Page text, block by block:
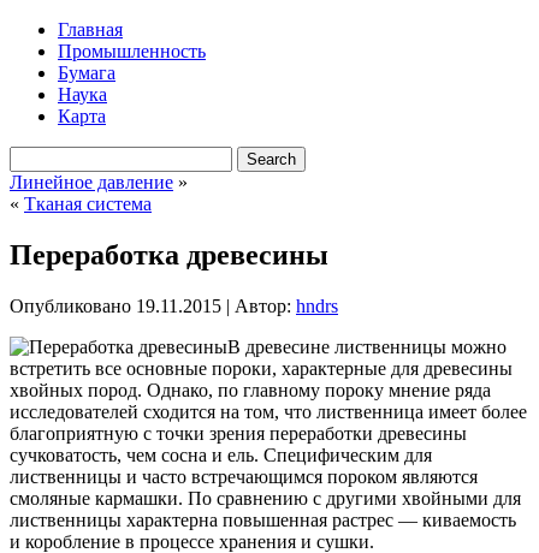
Главная
Промышленность
Бумага
Наука
Карта
Линейное давление »
« Тканая система
Переработка древесины
Опубликовано 19.11.2015 | Автор: hndrs
В древесине лиственницы можно
встретить все основные пороки, характерные для древесины
хвойных пород. Однако, по главному пороку мнение ряда
исследователей сходится на том, что лиственница имеет более
благоприятную с точки зрения переработки древесины
сучковатость, чем сосна и ель. Специфическим для
лиственницы и часто встречающимся пороком являются
смоляные кармашки. По сравнению с другими хвойными для
лиственницы характерна повышенная растрес — киваемость
и коробление в процессе хранения и сушки.